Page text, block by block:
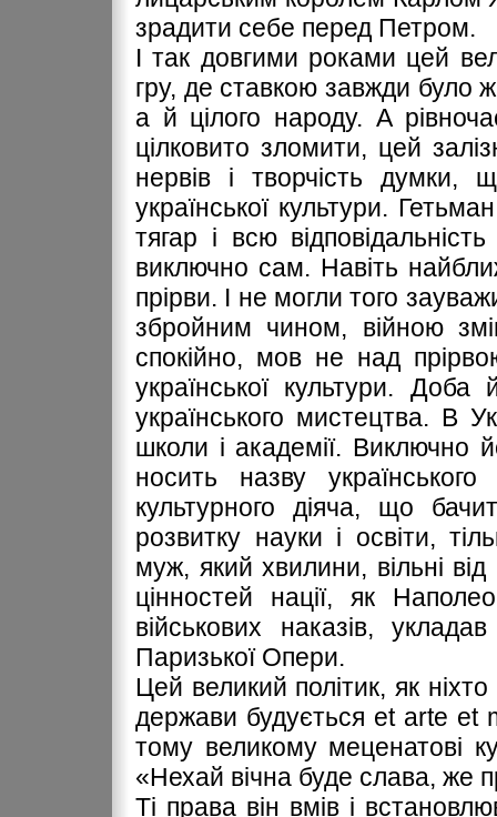
зрадити себе перед Петром.
І так довгими роками цей
гру, де ставкою завжди
а й цілого народу. А
цілковито зломити, цей
нервів і творчість думки,
української культури.
тягар і всю
виключно сам. Навіть
прірви. І не могли того
збройним чином, війною
спокійно, мов не над
української культури.
українського мистецтва. В
школи і академії. Виключно
носить назву
культурного діяча, що
розвитку науки і освіти,
муж, який хвилини, вільні
цінностей нації, як
військових наказів,
Паризької Опери.
Цей великий політик, як
держави будується et arte et
тому великому меценатові
«Нехай вічна буде слава, же
Ті права він вмів і